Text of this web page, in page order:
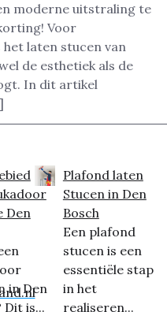
moderne uitstraling te
Voor
het laten stucen van
de esthetiek als de
In dit artikel
Den
in Den
Dit is...
Plafond laten
Stucen in Den
Bosch
Een plafond
stucen is een
essentiële stap
in het
realiseren...